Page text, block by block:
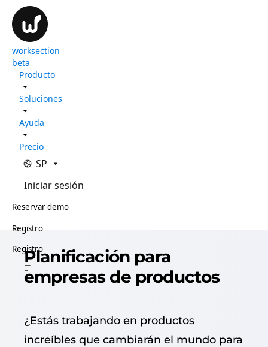
worksection
beta
Producto
Soluciones
Ayuda
Precio
SP
Iniciar sesión
Reservar demo
Registro
Registro
Planificación para
empresas de productos
¿Estás tra­ba­jan­do en pro­duc­tos
increíbles que cam­biarán el mun­do para